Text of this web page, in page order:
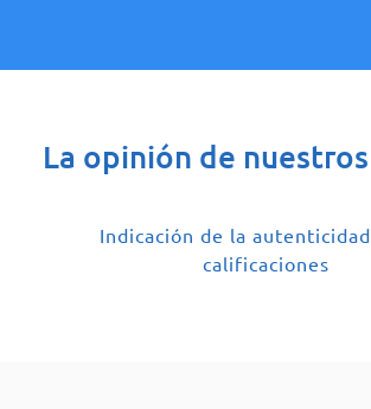
La opinión de
Indicación de la
calificaciones